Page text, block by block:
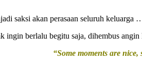
saksi akan perasaan seluruh keluarga
ingin berlalu begitu saja, dihembus
“Some moments are